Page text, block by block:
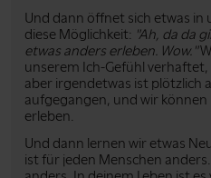
Und dann öffnet sich etwas in
diese Möglichkeit: "Ah, da da
etwas anders erleben. Wow."
unserem Ich-Gefühl
aber irgendetwas ist plötzlich
aufgegangen, und wir können
erleben.
Und dann lernen wir etwas
ist für jeden Menschen